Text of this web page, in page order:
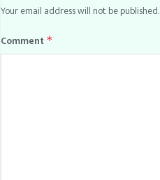
Your email address will not be published.
Comment *